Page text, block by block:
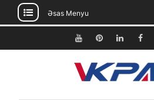
keçin
Əsas Menyu
YoutubePinterest